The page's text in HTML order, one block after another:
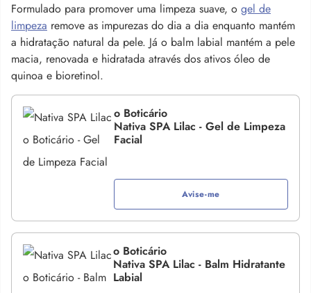
Formulado para promover uma limpeza suave, o gel de
limpeza remove as impurezas do dia a dia enquanto mantém
a hidratação natural da pele. Já o balm labial mantém a pele
macia, renovada e hidratada através dos ativos óleo de
quinoa e bioretinol.
o Boticário
Nativa SPA Lilac - Gel de Limpeza
Facial
Avise-me
o Boticário
Nativa SPA Lilac - Balm Hidratante
Labial